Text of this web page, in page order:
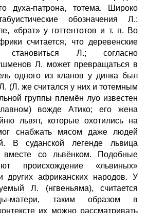
духа-патрона, тотема. Широко
обозначения Л.:
«брат» у готтентотов и т. п. Во
считается, что деревенские
становиться Л.; согласно
Л. может превращаться в
одного из кланов у динка был
(Л. же считался у них и тотемным
группы племён луо известен
вожде Атико; его жена
львят, которые охотились на
снабжать мясом даже людей
В суданской легенде львица
вместе со львёнком. Подобные
происхождение «львиных»
других африканских народов. У
Л. (нгвеньяма), считается
матери, таким образом в
их можно рассматривать